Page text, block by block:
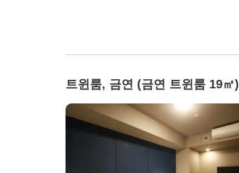
트윈룸, 금연 (금연 트윈룸 19㎡)